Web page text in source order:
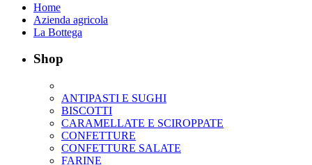
Home
Azienda agricola
La Bottega
Shop
ANTIPASTI E SUGHI
BISCOTTI
CARAMELLATE E SCIROPPATE
CONFETTURE
CONFETTURE SALATE
FARINE